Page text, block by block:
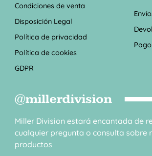
Condiciones de venta
Disposición Legal
Política de privacidad
Política de cookies
GDPR
Pago
@millerdivision
Miller Division estará encantada de
cualquier pregunta o consulta sobre
productos